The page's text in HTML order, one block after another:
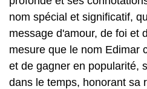
nom spécial et significatif,
message d'amour, de foi et
mesure que le nom Edimar
et de gagner en popularité,
dans le temps, honorant sa